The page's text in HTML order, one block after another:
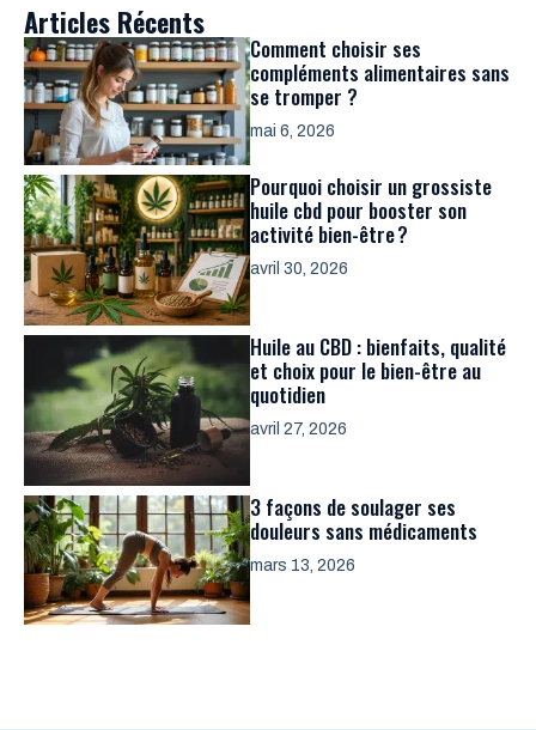
Articles Récents
Comment choisir ses
compléments alimentaires sans
se tromper ?
mai 6, 2026
Pourquoi choisir un grossiste
huile cbd pour booster son
activité bien-être ?
avril 30, 2026
Huile au CBD : bienfaits, qualité
et choix pour le bien-être au
quotidien
avril 27, 2026
3 façons de soulager ses
douleurs sans médicaments
mars 13, 2026